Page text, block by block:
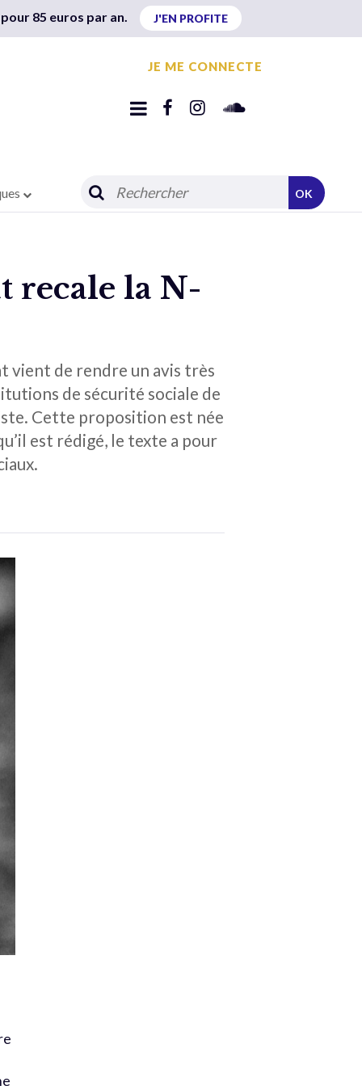
85 euros par an. J'EN PROFITE
JE ME CONNECTE
OK
recale la N-
vient de rendre un avis très
de sécurité sociale de
Cette proposition est née
est rédigé, le texte a pour